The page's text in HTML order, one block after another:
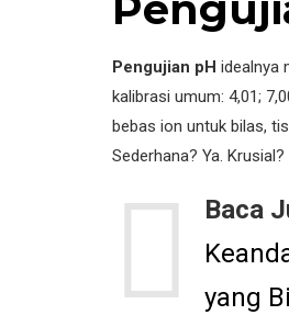
Pengujian pH idealnya
kalibrasi umum: 4,01;
bebas ion untuk bilas,
Sederhana? Ya. Krusial?
Baca
yang